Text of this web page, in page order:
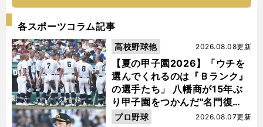
各スポーツコラム記事
【夏の甲子園2026】「ウチを
選んでくれるのは『Ｂランク』
の選手たち」 八幡商が15年ぶ
り甲子園をつかんだ"名門復
活"の舞台裏
2026.08.08更新
高校野球他
2026.08.07更新
プロ野球